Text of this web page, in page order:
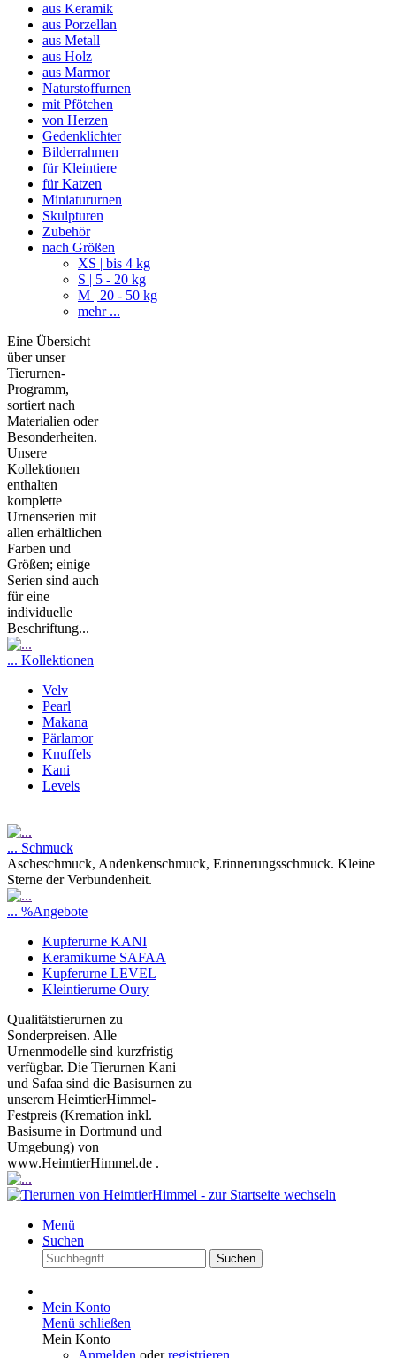
aus Keramik
aus Porzellan
aus Metall
aus Holz
aus Marmor
Naturstoffurnen
mit Pfötchen
von Herzen
Gedenklichter
Bilderrahmen
für Kleintiere
für Katzen
Miniatururnen
Skulpturen
Zubehör
nach Größen
XS | bis 4 kg
S | 5 - 20 kg
M | 20 - 50 kg
mehr ...
Eine Übersicht
über unser
Tierurnen-
Programm,
sortiert nach
Materialien oder
Besonderheiten.
Unsere
Kollektionen
enthalten
komplette
Urnenserien mit
allen erhältlichen
Farben und
Größen; einige
Serien sind auch
für eine
individuelle
Beschriftung...
... Kollektionen
Velv
Pearl
Makana
Pärlamor
Knuffels
Kani
Levels
... Schmuck
Ascheschmuck, Andenkenschmuck, Erinnerungsschmuck. Kleine
Sterne der Verbundenheit.
... %Angebote
Kupferurne KANI
Keramikurne SAFAA
Kupferurne LEVEL
Kleintierurne Oury
Qualitätstierurnen zu
Sonderpreisen. Alle
Urnenmodelle sind kurzfristig
verfügbar. Die Tierurnen Kani
und Safaa sind die Basisurnen zu
unserem HeimtierHimmel-
Festpreis (Kremation inkl.
Basisurne in Dortmund und
Umgebung) von
www.HeimtierHimmel.de .
Menü
Suchen
Suchen
Mein Konto
Menü schließen
Mein Konto
Anmelden oderregistrieren